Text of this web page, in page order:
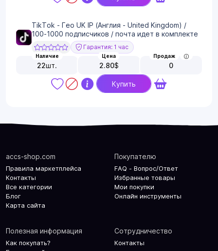
TikTok - Гео UK IP (Англия - United Kingdom) /
100-1000 подписчиков / почта идет в комплекте
Гарантия: 1 час
Наличие
22шт.
Цена
2.80$
Продаж
0
Купить
accs-shop.com
Правила маркетплейса
Контакты
Все категории
Блог
Карта сайта
Покупателю
FAQ - Вопрос/Ответ
Избранные товары
Мои покупки
Онлайн инструменты
Полезная информация
Как покупать?
Сотрудничество
Контакты